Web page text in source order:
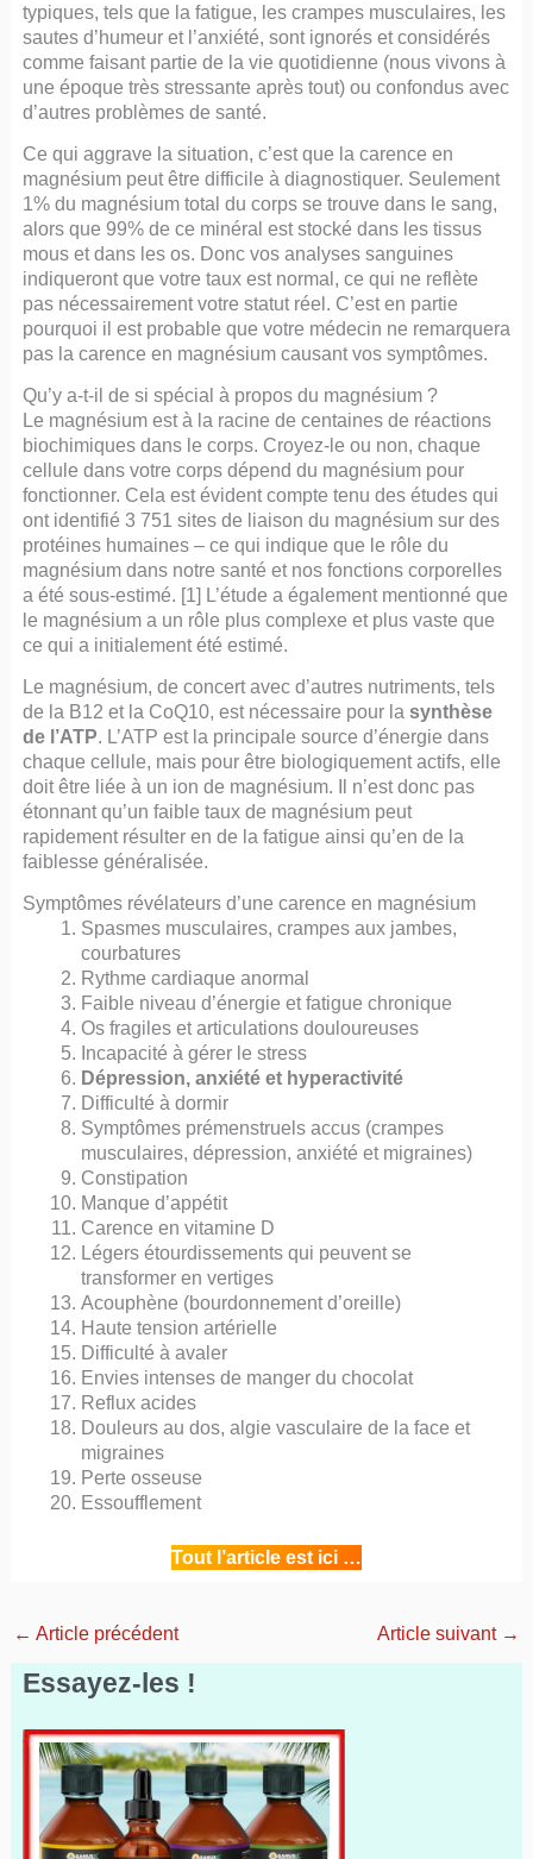
typiques, tels que la fatigue, les crampes musculaires, les
sautes d’humeur et l’anxiété, sont ignorés et considérés
comme faisant partie de la vie quotidienne (nous vivons à
une époque très stressante après tout) ou confondus avec
d’autres problèmes de santé.
Ce qui aggrave la situation, c’est que la carence en
magnésium peut être difficile à diagnostiquer. Seulement
1% du magnésium total du corps se trouve dans le sang,
alors que 99% de ce minéral est stocké dans les tissus
mous et dans les os. Donc vos analyses sanguines
indiqueront que votre taux est normal, ce qui ne reflète
pas nécessairement votre statut réel. C’est en partie
pourquoi il est probable que votre médecin ne remarquera
pas la carence en magnésium causant vos symptômes.
Qu’y a-t-il de si spécial à propos du magnésium ?
Le magnésium est à la racine de centaines de réactions
biochimiques dans le corps. Croyez-le ou non, chaque
cellule dans votre corps dépend du magnésium pour
fonctionner. Cela est évident compte tenu des études qui
ont identifié 3 751 sites de liaison du magnésium sur des
protéines humaines – ce qui indique que le rôle du
magnésium dans notre santé et nos fonctions corporelles
a été sous-estimé. [1] L’étude a également mentionné que
le magnésium a un rôle plus complexe et plus vaste que
ce qui a initialement été estimé.
Le magnésium, de concert avec d’autres nutriments, tels
de la B12 et la CoQ10, est nécessaire pour la synthèse
de l’ATP. L’ATP est la principale source d’énergie dans
chaque cellule, mais pour être biologiquement actifs, elle
doit être liée à un ion de magnésium. Il n’est donc pas
étonnant qu’un faible taux de magnésium peut
rapidement résulter en de la fatigue ainsi qu’en de la
faiblesse généralisée.
Symptômes révélateurs d’une carence en magnésium
Spasmes musculaires, crampes aux jambes,
courbatures
Rythme cardiaque anormal
Faible niveau d’énergie et fatigue chronique
Os fragiles et articulations douloureuses
Incapacité à gérer le stress
Dépression, anxiété et hyperactivité
Difficulté à dormir
Symptômes prémenstruels accus (crampes
musculaires, dépression, anxiété et migraines)
Constipation
Manque d’appétit
Carence en vitamine D
Légers étourdissements qui peuvent se
transformer en vertiges
Acouphène (bourdonnement d’oreille)
Haute tension artérielle
Difficulté à avaler
Envies intenses de manger du chocolat
Reflux acides
Douleurs au dos, algie vasculaire de la face et
migraines
Perte osseuse
Essoufflement
Tout l’article est ici …
← Article précédent Article suivant →
Essayez-les !